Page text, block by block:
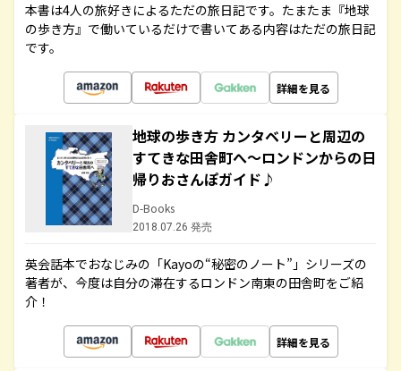
本書は4人の旅好きによるただの旅日記です。たまたま『地球
の歩き方』で働いているだけで書いてある内容はただの旅日記
です。
詳細を見る
地球の歩き方 カンタベリーと周辺の
すてきな田舎町へ～ロンドンからの日
帰りおさんぽガイド♪
D-Books
2018.07.26 発売
英会話本でおなじみの「Kayoの“秘密のノート”」シリーズの
著者が、今度は自分の滞在するロンドン南東の田舎町をご紹
介！
詳細を見る